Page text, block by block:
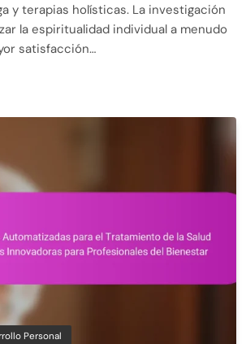
y terapias holísticas. La investigación
la espiritualidad individual a menudo
satisfacción…
Personal